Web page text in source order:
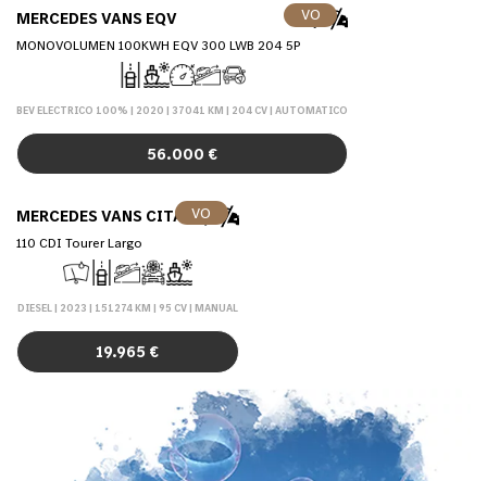
VO
MERCEDES VANS EQV
MONOVOLUMEN 100KWH EQV 300 LWB 204 5P
BEV ELECTRICO 100% | 2020 | 37041 KM | 204 CV | AUTOMATICO
56.000 €
VO
MERCEDES VANS CITAN
110 CDI Tourer Largo
DIESEL | 2023 | 151274 KM | 95 CV | MANUAL
19.965 €